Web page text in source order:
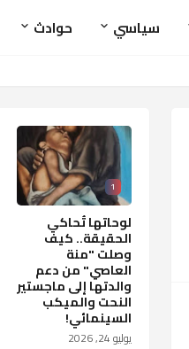
سياسي
حوادث
1
لوحاتها تُحاكي
الحقيقة.. كيف
وصلت "منة
العاصي" من دعم
والدتها إلى ماجستير
النحت والميكب
السينمائي!
يوليو 24, 2026